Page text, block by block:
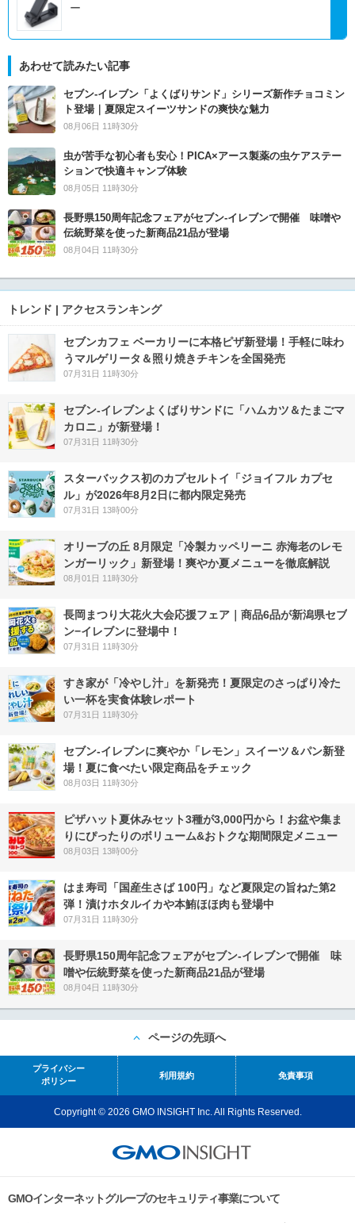
ー
あわせて読みたい記事
セブン‐イレブン「よくばりサンド」シリーズ新作チョコミン
ト登場｜夏限定スイーツサンドの爽快な魅力
08月06日 11時30分
虫が苦手な初心者も安心！PICA×アース製薬の虫ケアステー
ションで快適キャンプ体験
08月05日 11時30分
長野県150周年記念フェアがセブン-イレブンで開催 味噌や
伝統野菜を使った新商品21品が登場
08月04日 11時30分
トレンド | アクセスランキング
セブンカフェ ベーカリーに本格ピザ新登場！手軽に味わ
うマルゲリータ＆照り焼きチキンを全国発売
07月31日 11時30分
セブン‐イレブンよくばりサンドに「ハムカツ＆たまごマ
カロニ」が新登場！
07月31日 11時30分
スターバックス初のカプセルトイ「ジョイフル カプセ
ル」が2026年8月2日に都内限定発売
07月31日 13時00分
オリーブの丘 8月限定「冷製カッペリーニ 赤海老のレモ
ンガーリック」新登場！爽やか夏メニューを徹底解説
08月01日 11時30分
長岡まつり大花火大会応援フェア｜商品6品が新潟県セブ
ン−イレブンに登場中！
07月31日 11時30分
すき家が「冷やし汁」を新発売！夏限定のさっぱり冷た
い一杯を実食体験レポート
07月31日 11時30分
セブン‐イレブンに爽やか「レモン」スイーツ＆パン新登
場！夏に食べたい限定商品をチェック
08月03日 11時30分
ピザハット夏休みセット3種が3,000円から！お盆や集ま
りにぴったりのボリューム&おトクな期間限定メニュー
08月03日 13時00分
はま寿司「国産生さば 100円」など夏限定の旨ねた第2
弾！漬けホタルイカや本鮪ほほ肉も登場中
07月31日 11時30分
長野県150周年記念フェアがセブン-イレブンで開催 味
噌や伝統野菜を使った新商品21品が登場
08月04日 11時30分
ページの先頭へ
プライバシー
ポリシー
利用規約 免責事項
Copyright © 2026 GMO INSIGHT Inc. All Rights Reserved.
GMOインターネットグループのセキュリティ事業について